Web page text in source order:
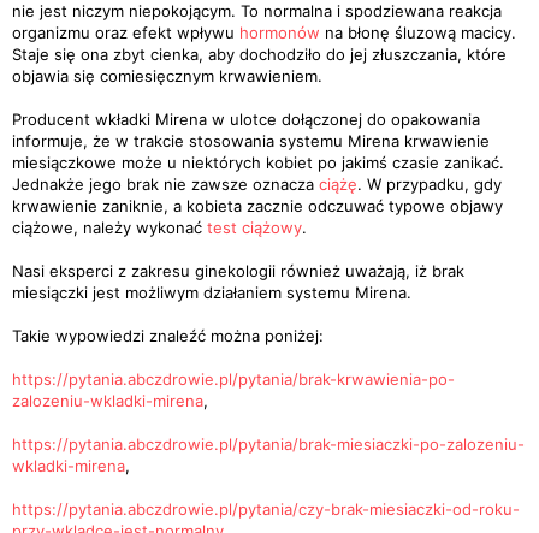
nie jest niczym niepokojącym. To normalna i spodziewana reakcja
organizmu oraz efekt wpływu hormonów na błonę śluzową macicy.
Staje się ona zbyt cienka, aby dochodziło do jej złuszczania, które
objawia się comiesięcznym krwawieniem.
Producent wkładki Mirena w ulotce dołączonej do opakowania
informuje, że w trakcie stosowania systemu Mirena krwawienie
miesiączkowe może u niektórych kobiet po jakimś czasie zanikać.
Jednakże jego brak nie zawsze oznacza ciążę. W przypadku, gdy
krwawienie zaniknie, a kobieta zacznie odczuwać typowe objawy
ciążowe, należy wykonać test ciążowy.
Nasi eksperci z zakresu ginekologii również uważają, iż brak
miesiączki jest możliwym działaniem systemu Mirena.
Takie wypowiedzi znaleźć można poniżej:
https://pytania.abczdrowie.pl/pytania/brak-krwawienia-po-
zalozeniu-wkladki-mirena,
https://pytania.abczdrowie.pl/pytania/brak-miesiaczki-po-zalozeniu-
wkladki-mirena,
https://pytania.abczdrowie.pl/pytania/czy-brak-miesiaczki-od-roku-